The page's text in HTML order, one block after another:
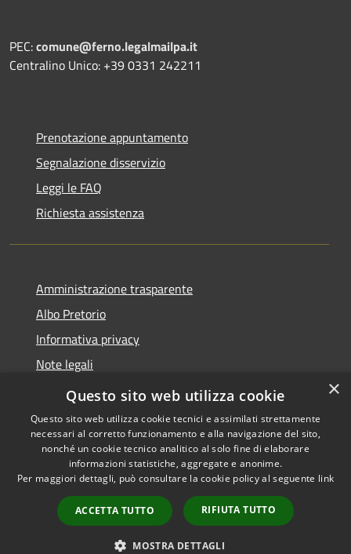
PEC:comune@ferno.legalmailpa.it
Centralino Unico: +39 0331 242211
Prenotazione appuntamento
Segnalazione disservizio
Leggi le FAQ
Richiesta assistenza
Amministrazione trasparente
Albo Pretorio
Informativa privacy
Note legali
Dichiarazione di accessibilità
Accessibilità
Copyright © 2026 • Comune di
Ferno • Powered by
Municipium•
Accesso
redazione
×
Questo sito web utilizza cookie
Questo sito web utilizza cookie tecnici e assimilati strettamente
necessari al corretto funzionamento e alla navigazione del sito,
nonché un cookie tecnico analitico al solo fine di elaborare
informazioni statistiche, aggregate e anonime.
Per maggiori dettagli, può consultare la cookie policy al seguente link
ACCETTA TUTTO RIFIUTA TUTTO
MOSTRA DETTAGLI